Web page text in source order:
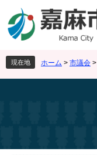
ジ
先
頭
で
ュ
を
飛
ば
現在地 ホーム > 市議会 >